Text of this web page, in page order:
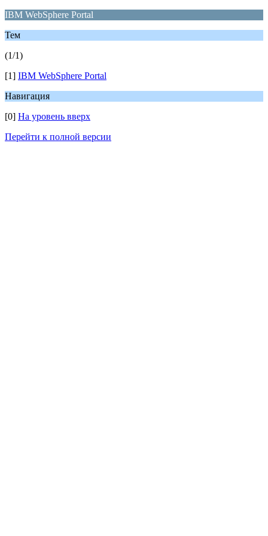
IBM WebSphere Portal
Тем
(1/1)
[1] IBM WebSphere Portal
Навигация
[0] На уровень вверх
Перейти к полной версии